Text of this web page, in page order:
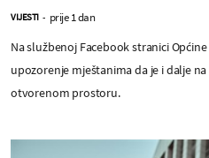
VIJESTI - prije 1 dan
Na službenoj Facebook stranici
upozorenje mještanima da je i dalje
otvorenom prostoru.